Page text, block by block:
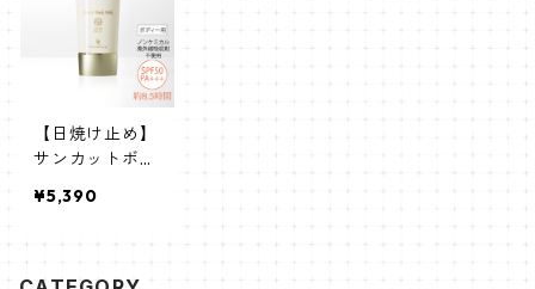
【日焼け止め】
サンカットボデ
¥5,390